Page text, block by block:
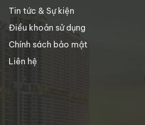
Tin tức & Sự kiện
Điều khoản sử dụng
Chính sách bảo mật
Liên hệ